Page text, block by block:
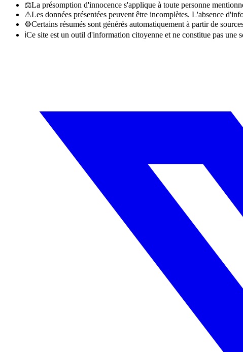
⚖La présomption d'innocence s'applique à toute personne
⚠Les données présentées peuvent être incomplètes. L'absence
⚙Certains résumés sont générés automatiquement à partir de
ℹCe site est un outil d'information citoyenne et ne constitue pas une